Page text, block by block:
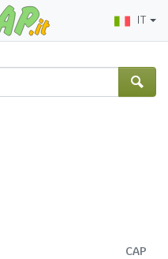
IT
CAP